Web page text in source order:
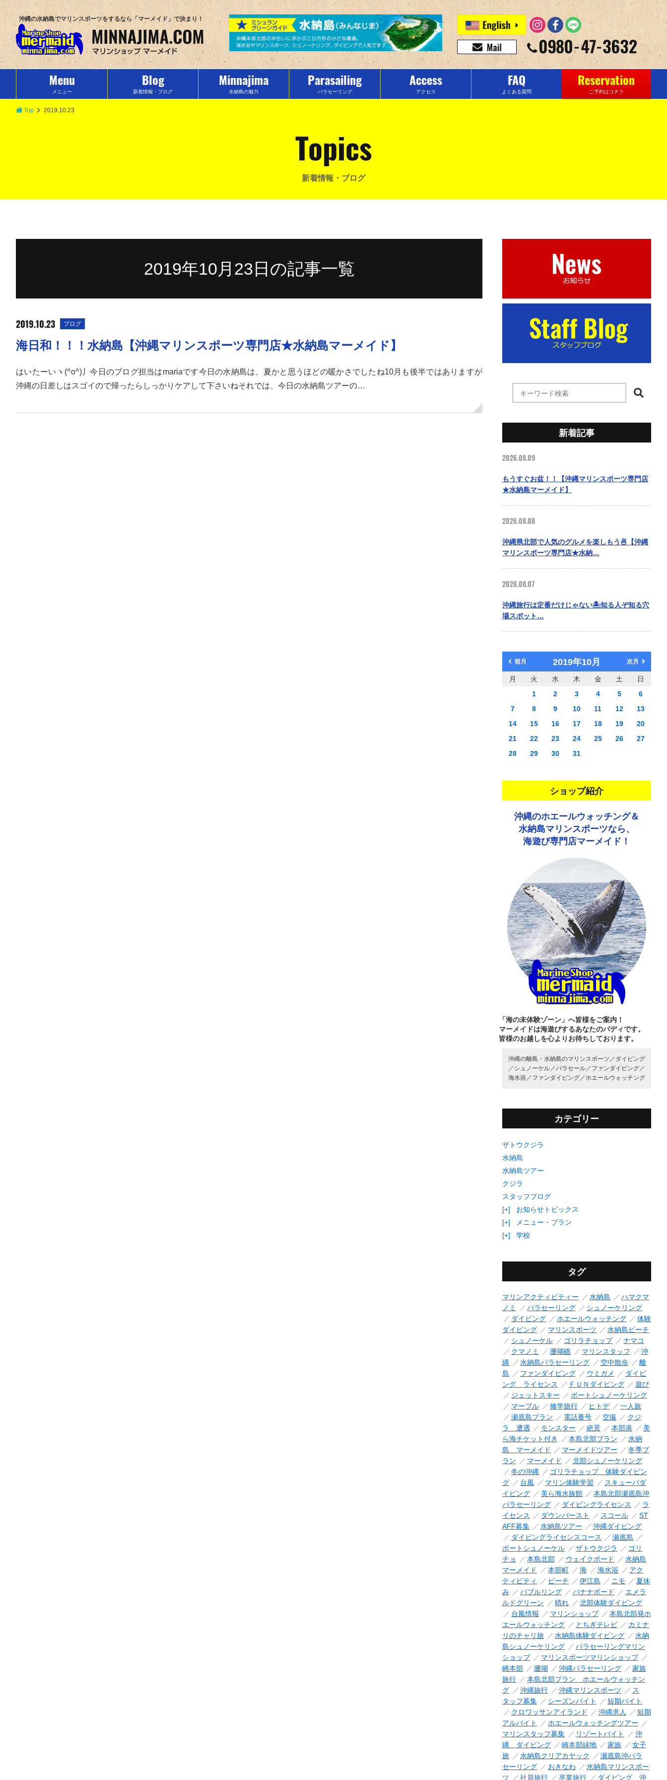
沖縄の水納島でマリンスポーツをするなら「マーメイド」で決まり！
Menu
メニュー
Blog
新着情報・ブログ
Minnajima
水納島の魅力
Parasailing
パラセーリング
Access
アクセス
FAQ
よくある質問
Reservation
ご予約はコチラ
Top 2019.10.23
Topics
新着情報・ブログ
2019年10月23日の記事一覧
2019.10.23 ブログ
海日和！！！水納島【沖縄マリンスポーツ専門店★水納島マーメイド】
はいたーいヽ(^o^)丿今日のブログ担当はmariaです今日の水納島は、夏かと思うほどの暖かさでしたね10月も後半ではありますが
沖縄の日差しはスゴイので帰ったらしっかりケアして下さいねそれでは、今日の水納島ツアーの…
新着記事
2026.08.09
もうすぐお盆！！【沖縄マリンスポーツ専門店
★水納島マーメイド】
2026.08.08
沖縄県北部で人気のグルメを楽しもう🍜【沖縄
マリンスポーツ専門店★水納…
2026.08.07
沖縄旅行は定番だけじゃない🏝️知る人ぞ知る穴
場スポット…
前月 2019年10月 次月
月 火 水 木 金 土
日
1
2 3 4 5
6
7
8 9 10 11 12
13
14
15 16 17 18 19
20
21
22 23 24 25 26
27
28
29 30 31
ショップ紹介
沖縄のホエールウォッチング＆
水納島マリンスポーツなら、
海遊び専門店マーメイド！
「海の未体験ゾーン」へ皆様をご案内！
マーメイドは海遊びするあなたのバディです。
皆様のお越しを心よりお待ちしております。
沖縄の離島・水納島のマリンスポーツ／ ダイビング
／ シュノーケル／ パラセール／ ファンダイビング／
海水浴／ ファンダイビング／ ホエールウォッチング
カテゴリー
ザトウクジラ
水納島
水納島ツアー
クジラ
スタッフブログ
[+]
お知らせトピックス
[+]
メニュー・プラン
[+]
学校
タグ
マリンアクティビティー 水納島
ハマクマ
ノミ
パラセーリング
シュノーケリング
ダイビング
ホエールウォッチング
体験
ダイビング
マリンスポーツ
水納島ビーチ
シュノーケル
ゴリラチョップ
ナマコ
クマノミ
珊瑚礁 マリンスタッフ
沖
縄
水納島パラセーリング 空中散歩
離
島
ファンダイビング ウミガメ
ダイビ
ング ライセンス
ＦＵＮダイビング
遊び
ジェットスキー
ボートシュノーケリング
マーブル
修学旅行 ヒトデ
一人旅
瀬底島プラン
電話番号 空撮
クジ
ラ 遭遇
モンスター 絶景 本部港
美
ら海チケット付き
本島北部プラン
水納
島 マーメイド
マーメイドツアー
冬季プ
ラン
マーメイド
北部シュノーケリング
冬の沖縄
ゴリラチョップ 体験ダイビン
グ
台風 マリン体験学習
スキューバダ
イビング
美ら海水族館
本島北部瀬底島沖
パラセーリング
ダイビングライセンス
ラ
イセンス
ダウンバースト スコール
ST
AFF募集
水納島ツアー
沖縄ダイビング
ダイビングライセンスコース
瀬底島
ボートシュノーケル
ザトウクジラ
ゴリ
チョ
本島北部 ウェイクボード
水納島
マーメイド
本部町 海 海水浴
アク
ティビティ
ビーチ 伊江島 ニモ
夏休
み
バブルリング バナナボード
エメラ
ルドグリーン
晴れ
北部体験ダイビング
台風情報
マリンショップ
本島北部発ホ
エールウォッチング
とちぎテレビ
カミナ
リのチャリ旅
水納島体験ダイビング
水納
島シュノーケリング
パラセーリングマリン
ショップ
マリンスポーツマリンショップ
崎本部
珊瑚 沖縄パラセーリング
家族
旅行
本島北部プラン ホエールウォッチン
グ
沖縄旅行 沖縄マリンスポーツ
ス
タッフ募集
シーズンバイト
短期バイト
クロワッサンアイランド
沖縄求人
短期
アルバイト
ホエールウォッチングツアー
マリンスタッフ募集
リゾートバイト
沖
縄 ダイビング
崎本部緑地 家族
女子
旅
水納島クリアカヤック
瀬底島沖パラ
セーリング
おきなわ
水納島マリンスポー
ツ
社員旅行 卒業旅行 ダイビング 沖